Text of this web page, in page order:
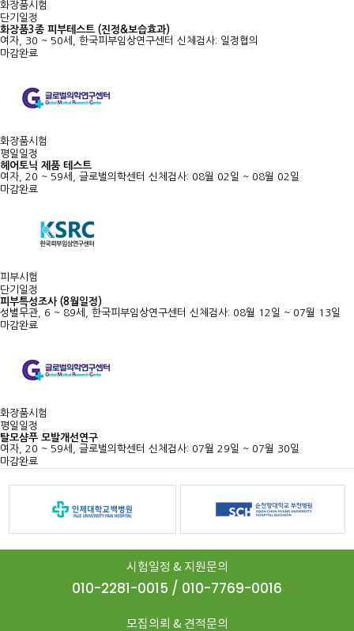
화장품시험
단기일정
화장품3종 피부테스트 (진정&보습효과)
여자, 30 ~ 50세, 한국피부임상연구센터 신체검사: 일정협의
마감완료
화장품시험
평일일정
헤어토닉 제품 테스트
여자, 20 ~ 59세, 글로벌의학센터 신체검사: 08월 02일 ~ 08월 02일
마감완료
피부시험
단기일정
피부특성조사 (8월일정)
성별무관, 6 ~ 89세, 한국피부임상연구센터 신체검사: 08월 12일 ~ 07월 13일
마감완료
화장품시험
평일일정
탈모샴푸 모발개선연구
여자, 20 ~ 59세, 글로벌의학센터 신체검사: 07월 29일 ~ 07월 30일
마감완료
시험일정 & 지원문의
010-2281-0015 / 010-7769-0016
모집의뢰 & 견적문의